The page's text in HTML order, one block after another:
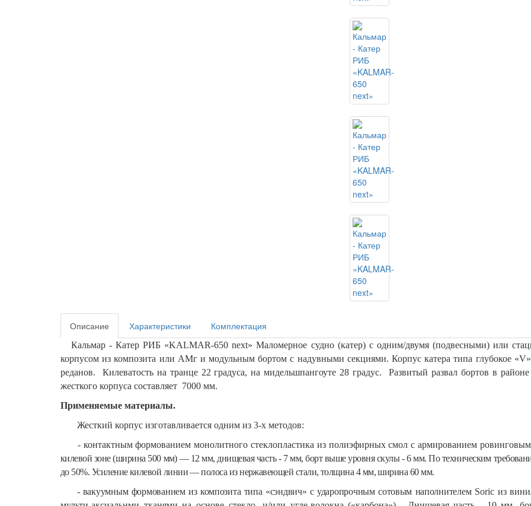
Описание Характеристики Комплектация
Кальмар - Катер РИБ «KALMAR-650 next» Маломерное судно (катер) с одним/двумя (подвесными) или
корпусом из композита или АМг и модульным бортом с надувными секциями. Корпус катера типа глубокое
реданов. Килеватость на транце 22 градуса, на мидельшпангоуте 28 градус. Развитый развал бортов в
жесткого корпуса составляет 7000 мм.
Применяемые материалы.
Жесткий корпус изготавливается одним из 3-х методов:
- контактным формованием монолитного стеклопластика из полиэфирных смол с армированием
килевой зоне (ширина 500 мм) — 12мм, днищевая часть - 7мм, борт выше уровня скулы - 6 мм. По техническим
до 50%. Усиление килевой линии — полоса из нержавеющей стали, толщина 4 мм, ширина 60 мм.
- вакуумным формованием из композита типа «сэндвич» с ударопрочным сотовым наполнителемSoric из